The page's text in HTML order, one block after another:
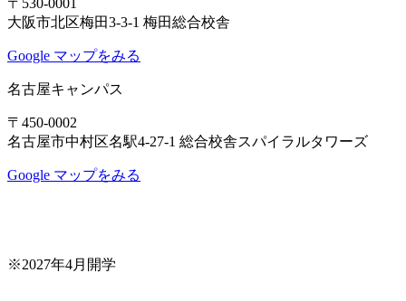
〒530-0001
大阪市北区梅田3-3-1 梅田総合校舎
Google マップをみる
名古屋キャンパス
〒450-0002
名古屋市中村区名駅4-27-1 総合校舎スパイラルタワーズ
Google マップをみる
※2027年4月開学